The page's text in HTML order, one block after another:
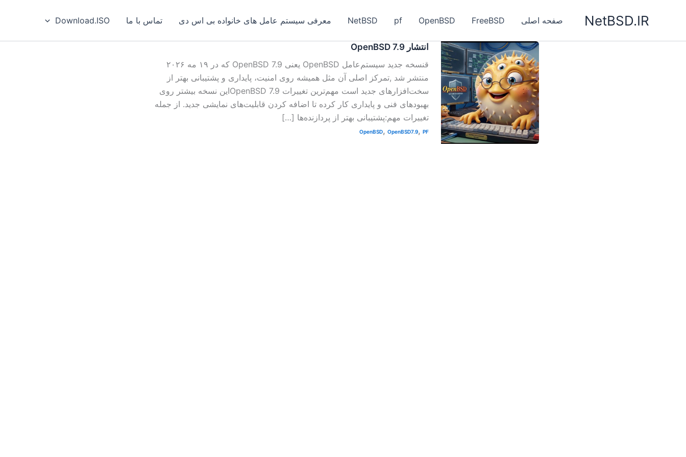
NetBSD.IR صفحه اصلی FreeBSD
OpenBSD
pf
NetBSD معرفی سیستم عامل های خانواده بی‌ اس‌ دی تماس با ما Download.ISO
انتشار OpenBSD 7.9
قنسخه جدید سیستم‌عامل OpenBSD یعنی OpenBSD 7.9 که در ۱۹ مه ۲۰۲۶
منتشر شد ,تمرکز اصلی آن مثل همیشه روی امنیت، پایداری و پشتیبانی بهتر از
سخت‌افزارهای جدید است مهم‌ترین تغییرات OpenBSD 7.9این نسخه بیشتر روی
بهبودهای فنی و پایداری کار کرده تا اضافه کردن قابلیت‌های نمایشی جدید. از جمله
تغییرات مهم:پشتیبانی بهتر از پردازنده‌ها […]
OpenBSD, OpenBSD7.9, PF